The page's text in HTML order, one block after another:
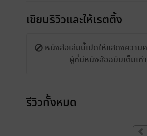
เขียนรีวิวและให้เรตติ้ง
หนังสือเล่มนี้เปิดให้แสดงความคิ
ผู้ที่มีหนังสือฉบับเต็มเท่
รีวิวทั้งหมด